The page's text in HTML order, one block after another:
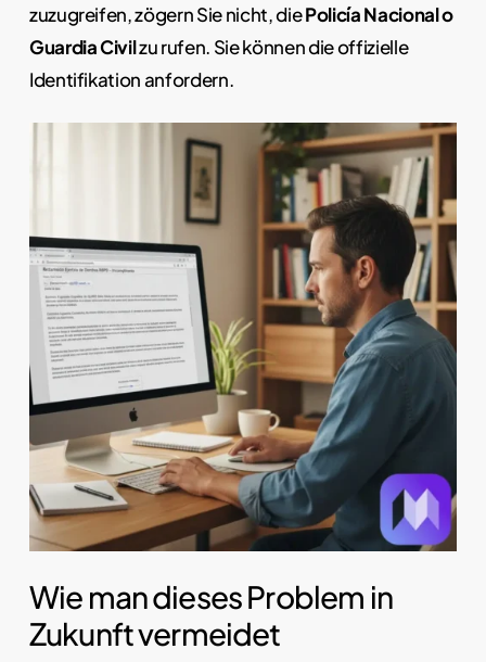
zuzugreifen, zögern Sie nicht, diePolicía Nacional o
Guardia Civilzu rufen. Sie können die offizielle
Identifikation anfordern.
Wie man dieses Problem in
Zukunft vermeidet